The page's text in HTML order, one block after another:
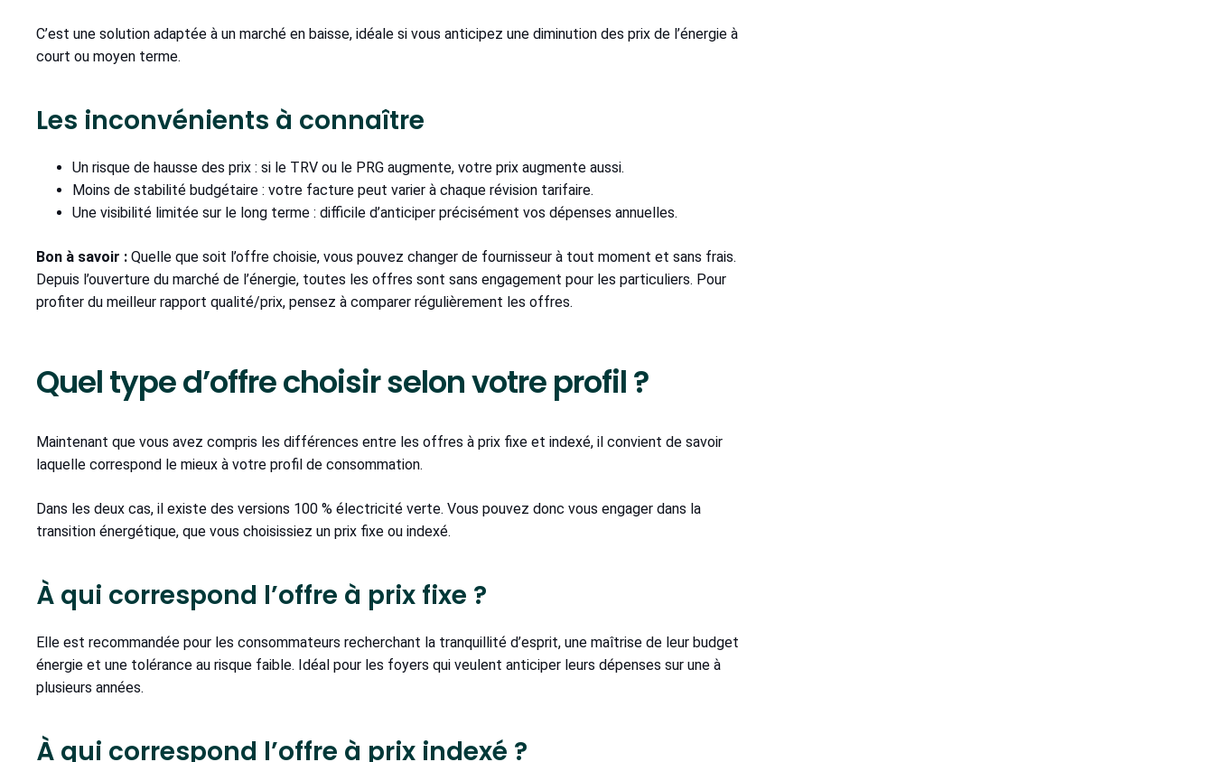
C’est une solution adaptée à un marché en baisse, idéale si vous anticipez une diminution des prix de l’énergie à
court ou moyen terme.
Les inconvénients à connaître
Un risque de hausse des prix : si le TRV ou le PRG augmente, votre prix augmente aussi.
Moins de stabilité budgétaire : votre facture peut varier à chaque révision tarifaire.
Une visibilité limitée sur le long terme : difficile d’anticiper précisément vos dépenses annuelles.
Bon à savoir : Quelle que soit l’offre choisie, vous pouvez changer de fournisseur à tout moment et sans frais.
Depuis l’ouverture du marché de l’énergie, toutes les offres sont sans engagement pour les particuliers. Pour
profiter du meilleur rapport qualité/prix, pensez à comparer régulièrement les offres.
Quel type d’offre choisir selon votre profil ?
Maintenant que vous avez compris les différences entre les offres à prix fixe et indexé, il convient de savoir
laquelle correspond le mieux à votre profil de consommation.
Dans les deux cas, il existe des versions 100 % électricité verte. Vous pouvez donc vous engager dans la
transition énergétique, que vous choisissiez un prix fixe ou indexé.
À qui correspond l’offre à prix fixe ?
Elle est recommandée pour les consommateurs recherchant la tranquillité d’esprit, une maîtrise de leur budget
énergie et une tolérance au risque faible. Idéal pour les foyers qui veulent anticiper leurs dépenses sur une à
plusieurs années.
À qui correspond l’offre à prix indexé ?